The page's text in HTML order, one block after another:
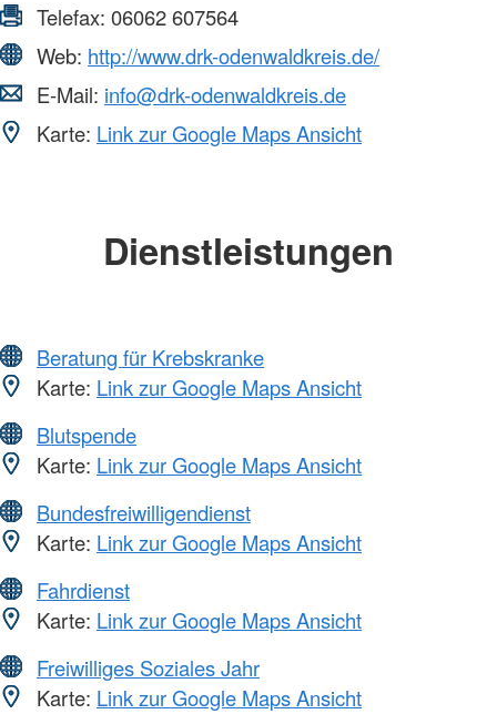
Telefax: 06062 607564
Web: http://www.drk-odenwaldkreis.de/
E-Mail: info@drk-odenwaldkreis.de
Karte: Link zur Google Maps Ansicht
Dienstleistungen
Beratung für Krebskranke
Karte: Link zur Google Maps Ansicht
Blutspende
Karte: Link zur Google Maps Ansicht
Bundesfreiwilligendienst
Karte: Link zur Google Maps Ansicht
Fahrdienst
Karte: Link zur Google Maps Ansicht
Freiwilliges Soziales Jahr
Karte: Link zur Google Maps Ansicht